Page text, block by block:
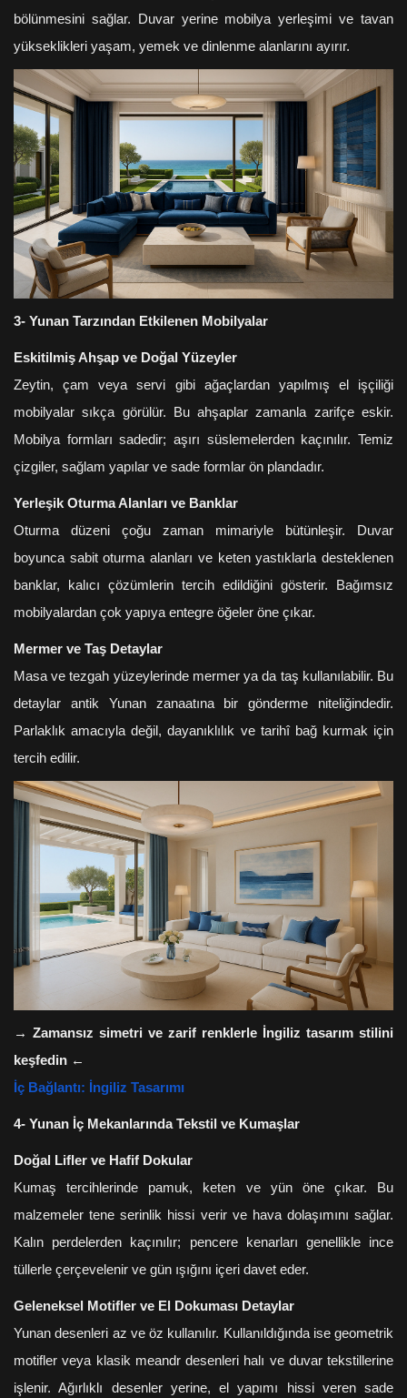
bölünmesini sağlar. Duvar yerine mobilya yerleşimi ve tavan
yükseklikleri yaşam, yemek ve dinlenme alanlarını ayırır.
3- Yunan Tarzından Etkilenen Mobilyalar
Eskitilmiş Ahşap ve Doğal Yüzeyler
Zeytin, çam veya servi gibi ağaçlardan yapılmış el işçiliği
mobilyalar sıkça görülür. Bu ahşaplar zamanla zarifçe eskir.
Mobilya formları sadedir; aşırı süslemelerden kaçınılır. Temiz
çizgiler, sağlam yapılar ve sade formlar ön plandadır.
Yerleşik Oturma Alanları ve Banklar
Oturma düzeni çoğu zaman mimariyle bütünleşir. Duvar
boyunca sabit oturma alanları ve keten yastıklarla desteklenen
banklar, kalıcı çözümlerin tercih edildiğini gösterir. Bağımsız
mobilyalardan çok yapıya entegre öğeler öne çıkar.
Mermer ve Taş Detaylar
Masa ve tezgah yüzeylerinde mermer ya da taş kullanılabilir. Bu
detaylar antik Yunan zanaatına bir gönderme niteliğindedir.
Parlaklık amacıyla değil, dayanıklılık ve tarihî bağ kurmak için
tercih edilir.
→ Zamansız simetri ve zarif renklerle İngiliz tasarım stilini
keşfedin ←
İç Bağlantı: İngiliz Tasarımı
4- Yunan İç Mekanlarında Tekstil ve Kumaşlar
Doğal Lifler ve Hafif Dokular
Kumaş tercihlerinde pamuk, keten ve yün öne çıkar. Bu
malzemeler tene serinlik hissi verir ve hava dolaşımını sağlar.
Kalın perdelerden kaçınılır; pencere kenarları genellikle ince
tüllerle çerçevelenir ve gün ışığını içeri davet eder.
Geleneksel Motifler ve El Dokuması Detaylar
Yunan desenleri az ve öz kullanılır. Kullanıldığında ise geometrik
motifler veya klasik meandr desenleri halı ve duvar tekstillerine
işlenir. Ağırlıklı desenler yerine, el yapımı hissi veren sade